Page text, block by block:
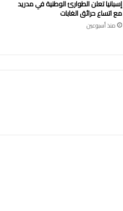
إسبانيا تعلن الطوارئ الوطنية في مدريد
مع اتساع حرائق الغابات
منذ أسبوعين